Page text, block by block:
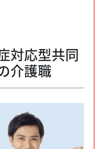
対応型共同
介護職